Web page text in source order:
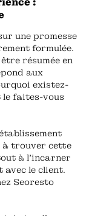
une promesse
formulée.
résumée en
aux
existez-
le faites-vous
à trouver cette
à l'incarner
avec le client.
Seoresto